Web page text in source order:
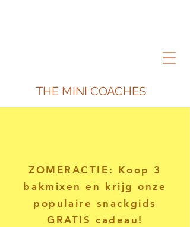
THE MINI COACHES
ZOMERACTIE: Koop 3
bakmixen en krijg onze
populaire snackgids
GRATIS cadeau!